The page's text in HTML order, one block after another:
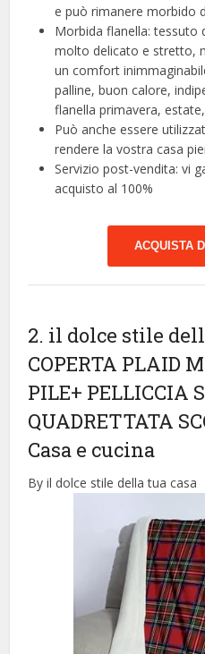
e può rimanere morbido
Morbida flanella: tessuto
molto delicato e stretto,
un comfort
palline, buon calore,
flanella primavera,
Può anche essere
rendere la vostra casa
Servizio post-vendita: vi
acquisto al 100%
ACQUISTA
2. il dolce stile
COPERTA PLAID
PILE+ PELLICCIA
QUADRETTATA
Casa e cucina
By il dolce stile della tua casa